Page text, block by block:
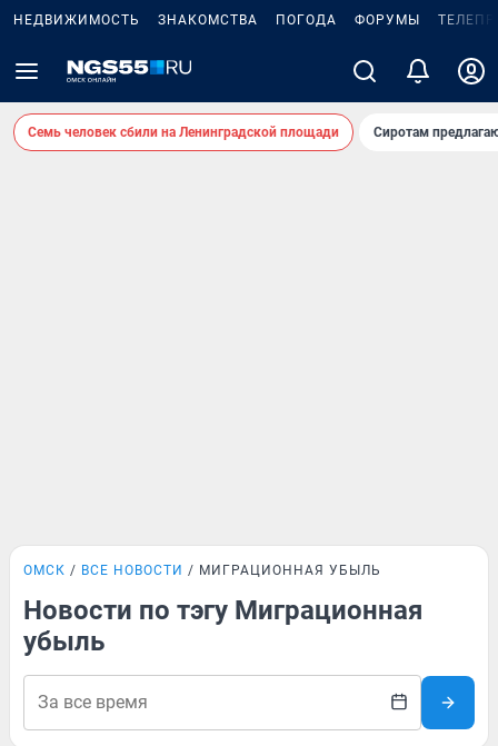
НЕДВИЖИМОСТЬ ЗНАКОМСТВА ПОГОДА ФОРУМЫ
Семь человек сбили на Ленинградской площади Сиротам
ОМСК ВСЕ НОВОСТИ МИГРАЦИОННАЯ УБЫЛЬ
Новости по тэгу Миграционная
убыль